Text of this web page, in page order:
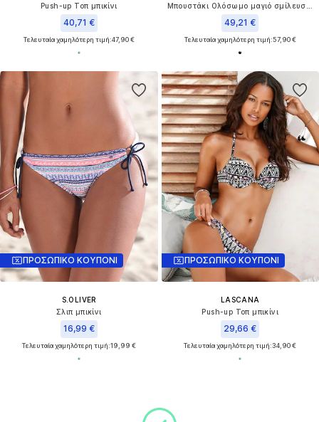
Push-up Τοπ μπικίνι
40,71 €
Τελευταία χαμηλότερη τιμή:47,90 €
49,21 €
Τελευταία χαμηλότερη τιμή:57,90 €
ΠΡΟΣΩΠΙΚΟ ΚΟΥΠΟΝΙ
S.OLIVER
Σλιπ μπικίνι
16,99 €
Τελευταία χαμηλότερη τιμή:19,99 €
ΠΡΟΣΩΠΙΚΟ ΚΟΥΠΟΝΙ
LASCANA
Push-up Τοπ μπικίνι
29,66 €
Τελευταία χαμηλότερη τιμή:34,90 €